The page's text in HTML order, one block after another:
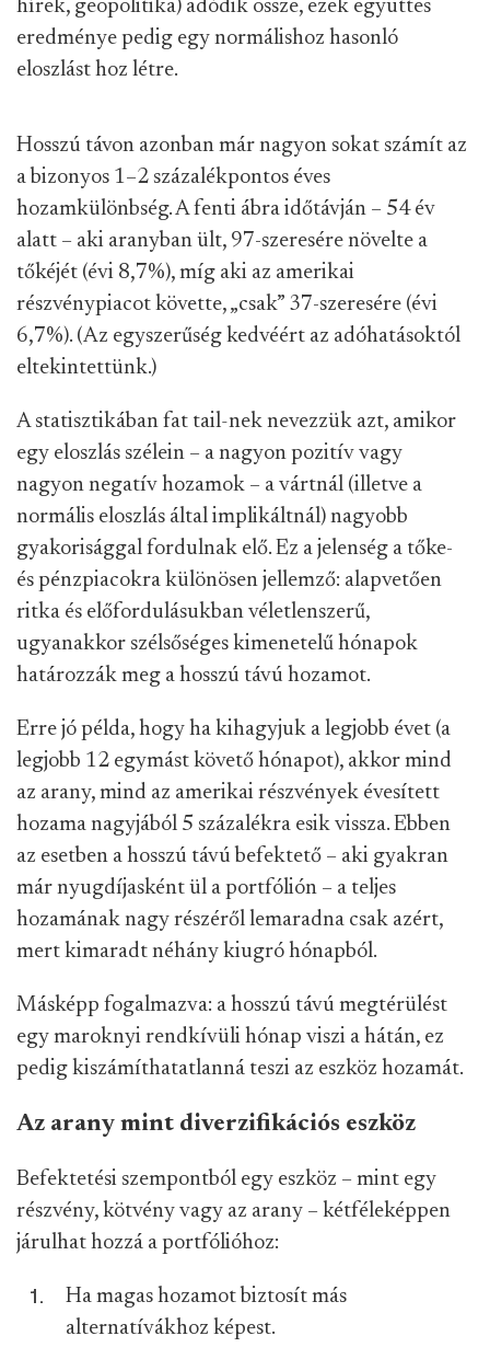
hírek, geopolitika) adódik össze, ezek együttes
eredménye pedig egy normálishoz hasonló
eloszlást hoz létre.
Hosszú távon azonban már nagyon sokat számít az
a bizonyos 1–2 százalékpontos éves
hozamkülönbség. A fenti ábra időtávján – 54 év
alatt – aki aranyban ült, 97-szeresére növelte a
tőkéjét (évi 8,7%), míg aki az amerikai
részvénypiacot követte, „csak” 37-szeresére (évi
6,7%). (Az egyszerűség kedvéért az adóhatásoktól
eltekintettünk.)
A statisztikában fat tail-nek nevezzük azt, amikor
egy eloszlás szélein – a nagyon pozitív vagy
nagyon negatív hozamok – a vártnál (illetve a
normális eloszlás által implikáltnál) nagyobb
gyakorisággal fordulnak elő. Ez a jelenség a tőke-
és pénzpiacokra különösen jellemző: alapvetően
ritka és előfordulásukban véletlenszerű,
ugyanakkor szélsőséges kimenetelű hónapok
határozzák meg a hosszú távú hozamot.
Erre jó példa, hogy ha kihagyjuk a legjobb évet (a
legjobb 12 egymást követő hónapot), akkor mind
az arany, mind az amerikai részvények évesített
hozama nagyjából 5 százalékra esik vissza. Ebben
az esetben a hosszú távú befektető – aki gyakran
már nyugdíjasként ül a portfólión – a teljes
hozamának nagy részéről lemaradna csak azért,
mert kimaradt néhány kiugró hónapból.
Másképp fogalmazva: a hosszú távú megtérülést
egy maroknyi rendkívüli hónap viszi a hátán, ez
pedig kiszámíthatatlanná teszi az eszköz hozamát.
Az arany mint diverzifikációs eszköz
Befektetési szempontból egy eszköz – mint egy
részvény, kötvény vagy az arany – kétféleképpen
járulhat hozzá a portfólióhoz:
Ha magas hozamot biztosít más
alternatívákhoz képest.